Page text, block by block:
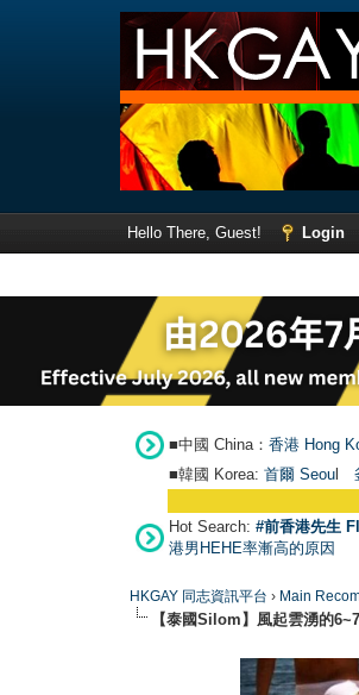
Hello There, Guest! Login
■中國 China： 香港 Hong
■韓國 Korea: 首爾 Seou
Hot Search: #前香港先生
港男HEHE率漸高的原因
HKGAY 同志資訊平台 › Main
【泰國Silom】風起雲湧的